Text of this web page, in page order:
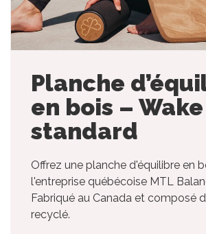
Planche
en bois – Wake
standard
Offrez une planche d'équilibre en
l'entreprise québécoise MTL
Fabriqué au Canada et composé
recyclé.